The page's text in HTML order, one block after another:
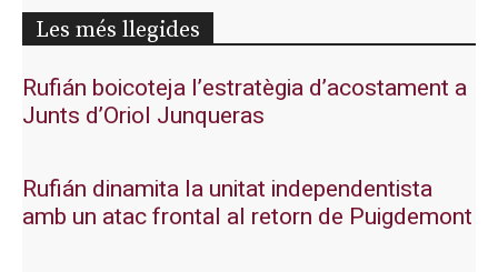
Les més llegides
Rufián boicoteja l’estratègia d’acostament a
Junts d’Oriol Junqueras
Rufián dinamita la unitat independentista
amb un atac frontal al retorn de Puigdemont